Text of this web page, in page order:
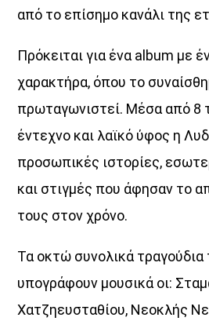
Τα Τραγούδια Αλλιώς
ΤONIGHT RADIO SHOW
από το επίσημο κανάλι της
Πρόκειται για ένα album με
χαρακτήρα, όπου το
πρωταγωνιστεί. Μέσα από 8
έντεχνο και λαϊκό ύφος η
προσωπικές ιστορίες,
και στιγμές που άφησαν το
τους στον χρόνο.
Τα οκτώ συνολικά
υπογράφουν μουσικά οι:
Χατζηευσταθίου, Νεοκλής